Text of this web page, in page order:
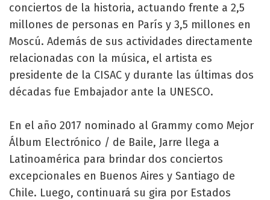
conciertos de la historia, actuando frente a 2,5
millones de personas en París y 3,5 millones en
Moscú. Además de sus actividades directamente
relacionadas con la música, el artista es
presidente de la CISAC y durante las últimas dos
décadas fue Embajador ante la UNESCO.
En el año 2017 nominado al Grammy como Mejor
Álbum Electrónico / de Baile, Jarre llega a
Latinoamérica para brindar dos conciertos
excepcionales en Buenos Aires y Santiago de
Chile. Luego, continuará su gira por Estados